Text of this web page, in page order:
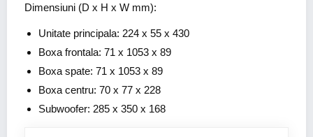
Dimensiuni (D x H x W mm):
Unitate principala: 224 x 55 x 430
Boxa frontala: 71 x 1053 x 89
Boxa spate: 71 x 1053 x 89
Boxa centru: 70 x 77 x 228
Subwoofer: 285 x 350 x 168